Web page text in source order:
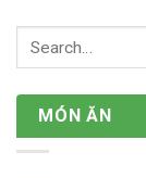
MÓN ĂN